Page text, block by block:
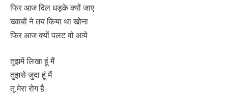
फिर आज दिल धड़के क्यों जाए
ख्वाबों ने तय किया था खोना
फिर आज क्यों पलट वो आये
तुझमें लिखा हूं मैं
तुझसे जुदा हूं मैं
तू मेरा रोग है